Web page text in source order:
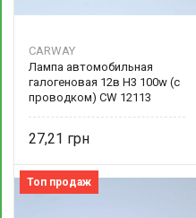
CARWAY
Лампа автомобильная
галогеновая 12в Н3 100w (с
проводком) CW 12113
27,21
Топ продаж